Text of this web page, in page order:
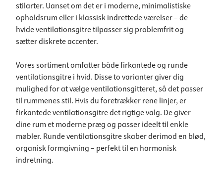
stilarter. Uanset om det er i moderne, minimalistiske
opholdsrum eller i klassisk indrettede værelser – de
hvide ventilationsgitre tilpasser sig problemfrit og
sætter diskrete accenter.
Vores sortiment omfatter både firkantede og runde
ventilationsgitre i hvid. Disse to varianter giver dig
mulighed for at vælge ventilationsgitteret, så det passer
til rummenes stil. Hvis du foretrækker rene linjer, er
firkantede ventilationsgitre det rigtige valg. De giver
dine rum et moderne præg og passer ideelt til enkle
møbler. Runde ventilationsgitre skaber derimod en blød,
organisk formgivning – perfekt til en harmonisk
indretning.